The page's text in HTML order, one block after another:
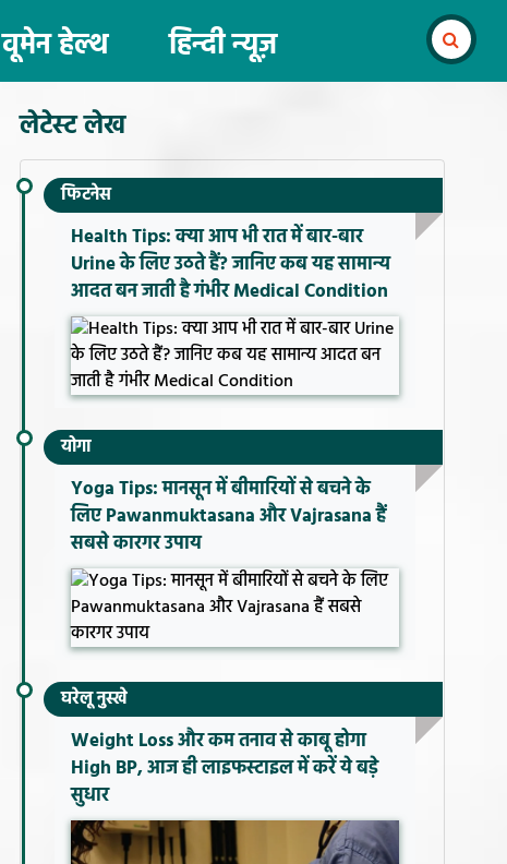
वूमेन हेल्थ हिन्दी न्यूज़
लेटेस्ट लेख
फिटनेस
Health Tips: क्या आप भी रात में बार-बार
Urine के लिए उठते हैं? जानिए कब यह सामान्य
आदत बन जाती है गंभीर Medical Condition
योगा
Yoga Tips: मानसून में बीमारियों से बचने के
लिए Pawanmuktasana और Vajrasana हैं
सबसे कारगर उपाय
घरेलू नुस्खे
Weight Loss और कम तनाव से काबू होगा
High BP, आज ही लाइफस्टाइल में करें ये बड़े
सुधार